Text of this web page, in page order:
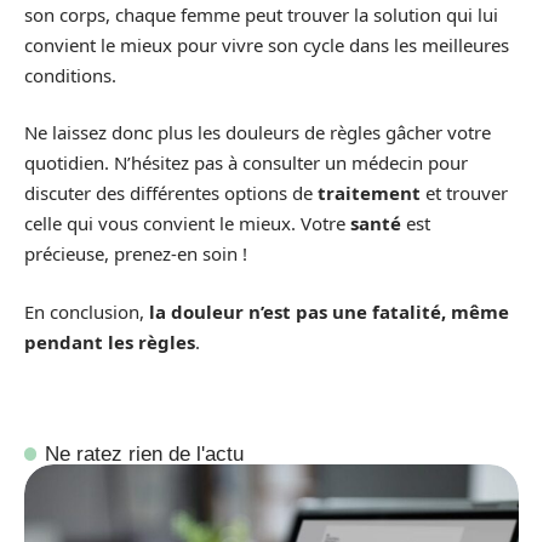
son corps, chaque femme peut trouver la solution qui lui
convient le mieux pour vivre son cycle dans les meilleures
conditions.
Ne laissez donc plus les douleurs de règles gâcher votre
quotidien. N’hésitez pas à consulter un médecin pour
discuter des différentes options de traitement et trouver
celle qui vous convient le mieux. Votre santé est
précieuse, prenez-en soin !
En conclusion, la douleur n’est pas une fatalité, même
pendant les règles.
Ne ratez rien de l'actu